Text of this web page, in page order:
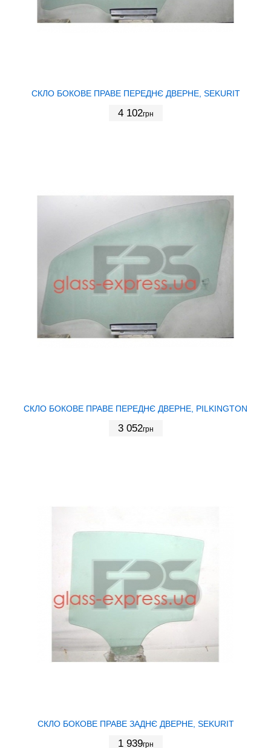
СКЛО БОКОВЕ ПРАВЕ ПЕРЕДНЄ ДВЕРНЕ, SEKURIT
4 102грн
СКЛО БОКОВЕ ПРАВЕ ПЕРЕДНЄ ДВЕРНЕ, PILKINGTON
3 052грн
СКЛО БОКОВЕ ПРАВЕ ЗАДНЄ ДВЕРНЕ, SEKURIT
1 939грн